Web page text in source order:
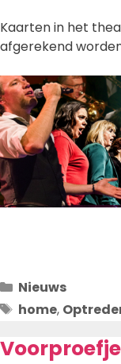
Kaarten in het
afgerekend
Categorieën
Nieuws
Tags
home,